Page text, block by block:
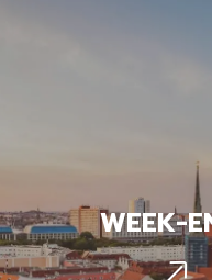
WEEK-